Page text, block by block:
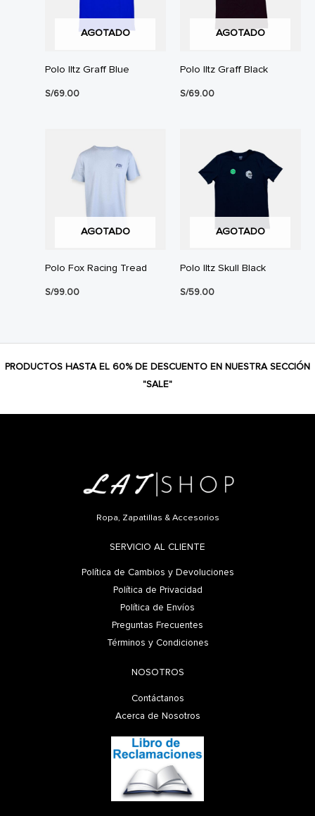
AGOTADO
Polo Iltz Graff Blue
S/69.00
AGOTADO
Polo Iltz Graff Black
S/69.00
AGOTADO
Polo Fox Racing Tread
S/99.00
AGOTADO
Polo Iltz Skull Black
S/59.00
PRODUCTOS HASTA EL 60% DE DESCUENTO EN NUESTRA SECCIÓN
"SALE"
Ropa, Zapatillas & Accesorios
SERVICIO AL CLIENTE
Política de Cambios y Devoluciones
Política de Privacidad
Política de Envíos
Preguntas Frecuentes
Términos y Condiciones
NOSOTROS
Contáctanos
Acerca de Nosotros